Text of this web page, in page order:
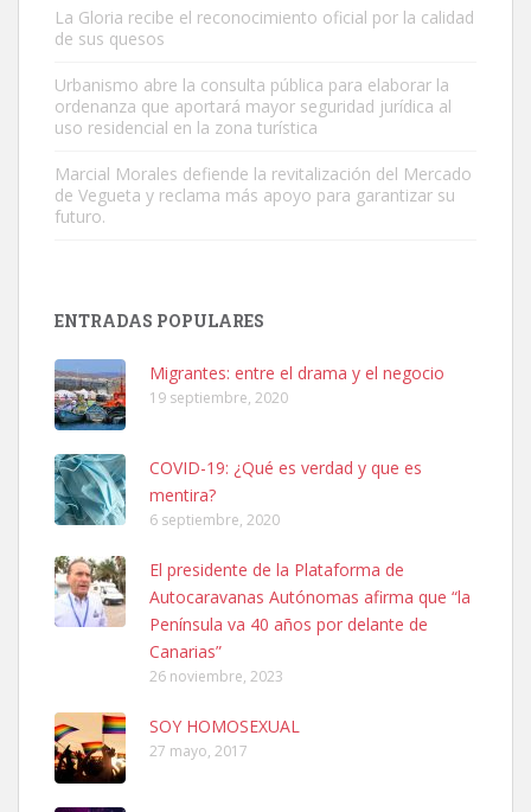
Este gato macho ha aparecido en la calle hace menos de un mes,
Leales.org » Gran Canaria | 9.7.2025
Leales.org » Gran Canaria
SHIBA PERDIDO AVDA JOSE MESA Y LOPEZ
PERRO MACHO RAZA SHIBA CON MICROCHIP PERDIDO HOY
06/07/2025 ZONA MESA Y LOPEZ. ES MUY ASUSTADIZO
Leales.org » Gran Canaria
6.7.2025
La Gloria recibe el reconocimiento oficial por la calidad
de sus quesos
Urbanismo abre la consulta pública para elaborar la
ordenanza que aportará mayor seguridad jurídica al
uso residencial en la zona turística
Marcial Morales defiende la revitalización del Mercado
de Vegueta y reclama más apoyo para garantizar su
futuro.
ENTRADAS POPULARES
Migrantes: entre el drama y el negocio
19 septiembre, 2020
COVID-19: ¿Qué es verdad y que es
mentira?
6 septiembre, 2020
El presidente de la Plataforma de
Autocaravanas Autónomas afirma que “la
Península va 40 años por delante de
Canarias”
26 noviembre, 2023
SOY HOMOSEXUAL
27 mayo, 2017